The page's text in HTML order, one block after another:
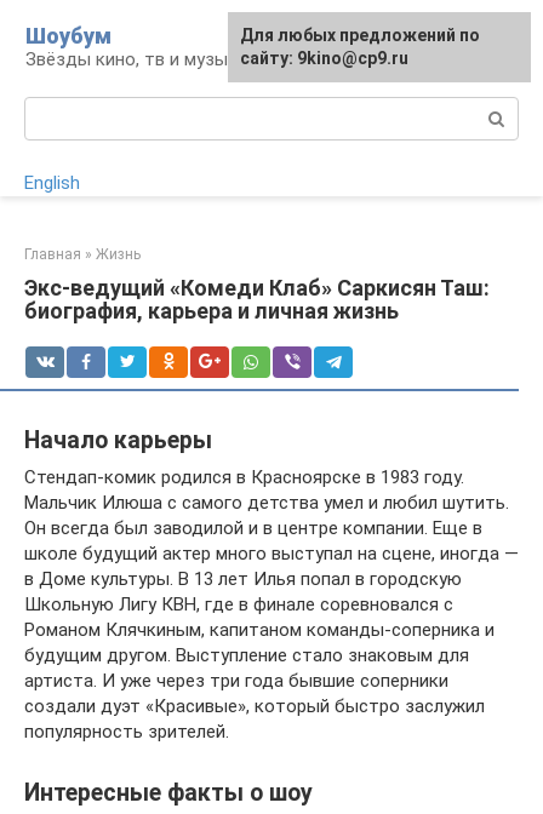
контенту
Шоубум
Звёзды кино, тв и музыки
English
Главная » Жизнь
Экс-ведущий «Комеди Клаб» Саркисян Таш:
биография, карьера и личная жизнь
Начало карьеры
Стендап-комик родился в Красноярске в 1983 году.
Мальчик Илюша с самого детства умел и любил шутить.
Он всегда был заводилой и в центре компании. Еще в
школе будущий актер много выступал на сцене, иногда —
в Доме культуры. В 13 лет Илья попал в городскую
Школьную Лигу КВН, где в финале соревновался с
Романом Клячкиным, капитаном команды-соперника и
будущим другом. Выступление стало знаковым для
артиста. И уже через три года бывшие соперники
создали дуэт «Красивые», который быстро заслужил
популярность зрителей.
Интересные факты о шоу
Для любых предложений по
сайту: 9kino@cp9.ru